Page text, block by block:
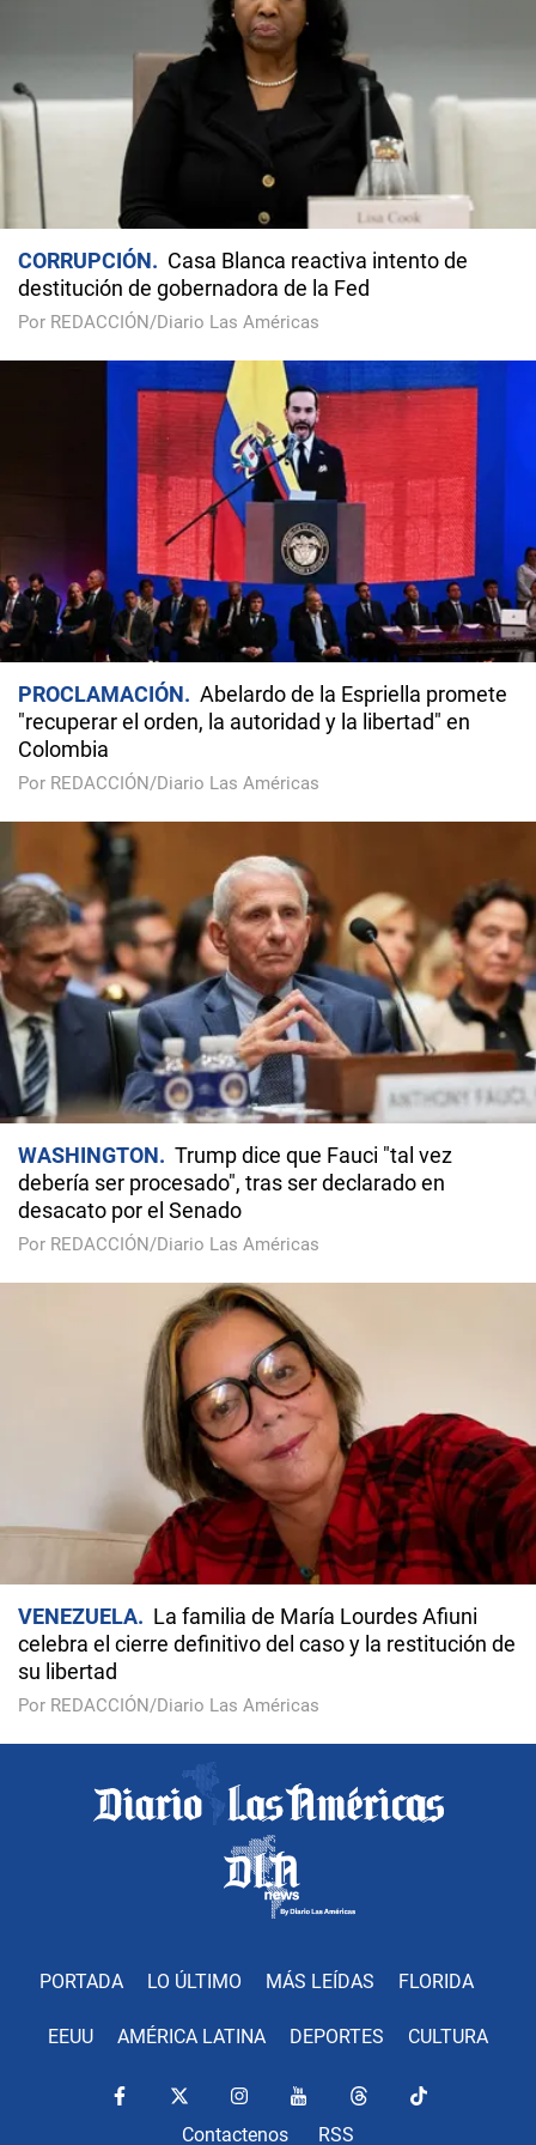
CORRUPCIÓN
Casa Blanca reactiva intento de
destitución de gobernadora de la Fed
Por REDACCIÓN/Diario Las Américas
PROCLAMACIÓN
Abelardo de la Espriella promete
"recuperar el orden, la autoridad y la libertad" en
Colombia
Por REDACCIÓN/Diario Las Américas
WASHINGTON
Trump dice que Fauci "tal vez
debería ser procesado", tras ser declarado en
desacato por el Senado
Por REDACCIÓN/Diario Las Américas
VENEZUELA
La familia de María Lourdes Afiuni
celebra el cierre definitivo del caso y la restitución de
su libertad
Por REDACCIÓN/Diario Las Américas
PORTADA LO ÚLTIMO MÁS LEÍDAS FLORIDA
EEUU AMÉRICA LATINA DEPORTES CULTURA
Contactenos RSS